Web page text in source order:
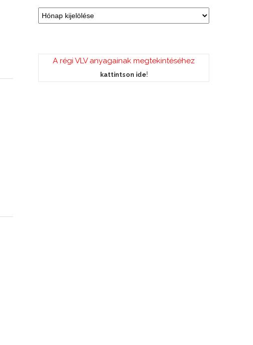
A régi VLV anyagainak megtekintéséhez
kattintson ide!